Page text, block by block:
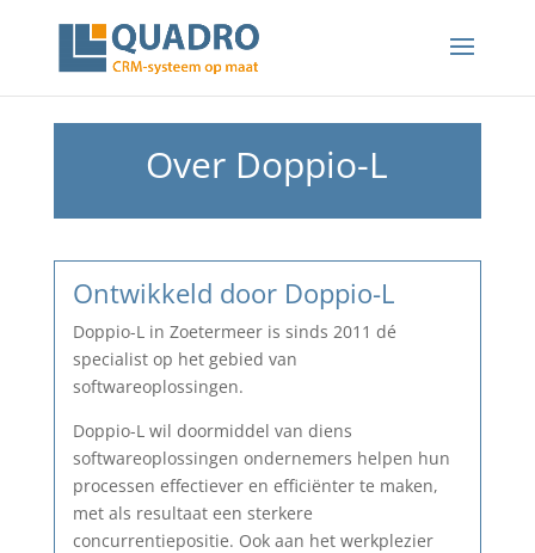
Over Doppio-L
Ontwikkeld door Doppio-L
Doppio-L in Zoetermeer is sinds 2011 dé
specialist op het gebied van
softwareoplossingen.
Doppio-L wil doormiddel van diens
softwareoplossingen ondernemers helpen hun
processen effectiever en efficiënter te maken,
met als resultaat een sterkere
concurrentiepositie. Ook aan het werkplezier